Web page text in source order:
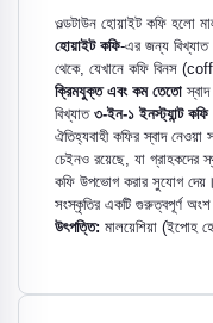
ওল্ডটাউন হোয়াইট কফি হলো
হোয়াইট কফি-এর জন্য
থেকে, যেখানে কফি বিনস
ক্রিমযুক্ত এবং কম তেতো
বিখ্যাত ৩-ইন-১ ইনস্ট্যান্ট কফি
ঐতিহ্যবাহী কফির স্বাদ নেওয়া
চেইনও রয়েছে, যা গ্রাহকদের
কফি উপভোগ করার সুযোগ দেয়।
সংস্কৃতির একটি গুরুত্বপূর্ণ
উৎপত্তি: মালয়েশিয়া (ইপোহ